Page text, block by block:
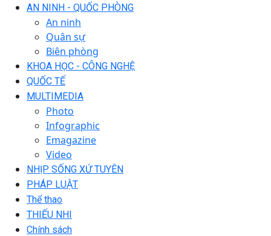
AN NINH - QUỐC PHÒNG
An ninh
Quân sự
Biên phòng
KHOA HỌC - CÔNG NGHỆ
QUỐC TẾ
MULTIMEDIA
Photo
Infographic
Emagazine
Video
NHỊP SỐNG XỨ TUYÊN
PHÁP LUẬT
Thể thao
THIẾU NHI
Chính sách